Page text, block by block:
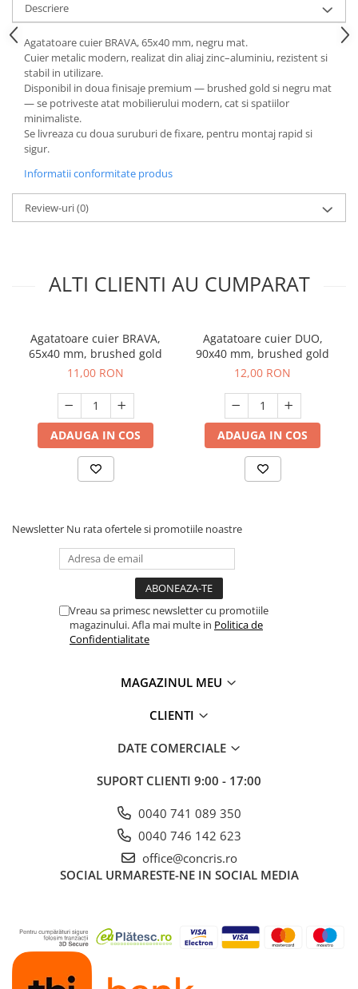
Descriere
Agatatoare cuier BRAVA, 65x40 mm, negru mat.
Cuier metalic modern, realizat din aliaj zinc–aluminiu, rezistent si
stabil in utilizare.
Disponibil in doua finisaje premium — brushed gold si negru mat
— se potriveste atat mobilierului modern, cat si spatiilor
minimaliste.
Se livreaza cu doua suruburi de fixare, pentru montaj rapid si
sigur.
Informatii conformitate produs
Review-uri(0)
ALTI CLIENTI AU CUMPARAT
Agatatoare cuier BRAVA,
65x40 mm, brushed gold
11,00 RON
ADAUGA IN COS
Agatatoare cuier DUO,
90x40 mm, brushed gold
12,00 RON
ADAUGA IN COS
Newsletter Nu rata ofertele si promotiile noastre
Vreau sa primesc newsletter cu promotiile
magazinului. Afla mai multe in Politica de
Confidentialitate
MAGAZINUL MEU
CLIENTI
DATE COMERCIALE
SUPORT CLIENTI 9:00 - 17:00
0040 741 089 350
0040 746 142 623
office@concris.ro
SOCIAL URMARESTE-NE IN SOCIAL MEDIA